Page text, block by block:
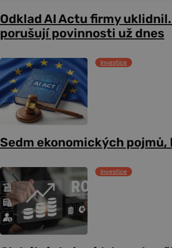
Odklad AI Actu firmy
porušují povinnosti už dnes
Investice
Sedm ekonomických
Investice